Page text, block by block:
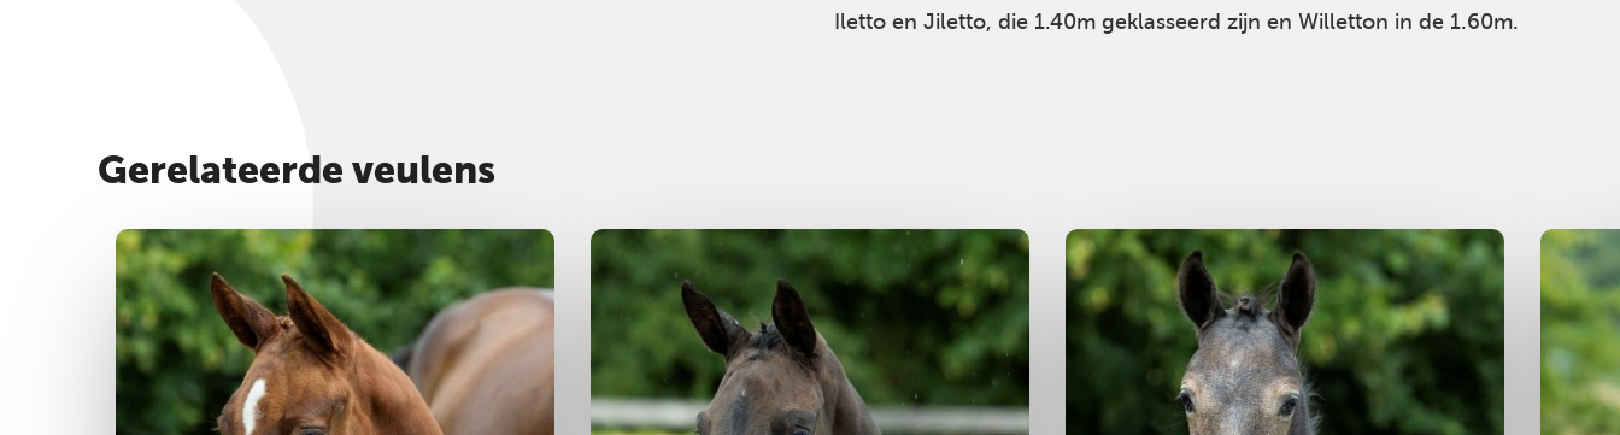
Iletto en Jiletto, die 1.40m geklasseerd zijn en Willetton in de 1.60m.
Gerelateerde veulens
Merrie 2025 Merrie Merrie 2025 Merrie